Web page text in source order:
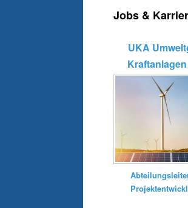
Jobs &
UKA